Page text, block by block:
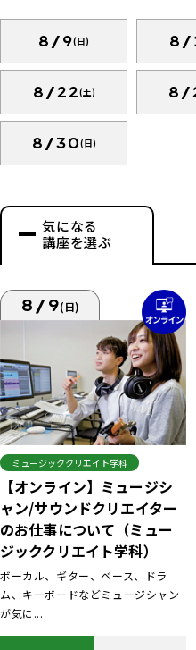
8/9(日) 8/
8/22(土) 8/
8/30(日)
気になる
講座を選ぶ
8/9(日)
ミュージッククリエイト学科
【オンライン】ミュージシ
ャン/サウンドクリエイター
のお仕事について（ミュー
ジッククリエイト学科）
ボーカル、ギター、ベース、ドラ
ム、キーボードなどミュージシャン
が気に...